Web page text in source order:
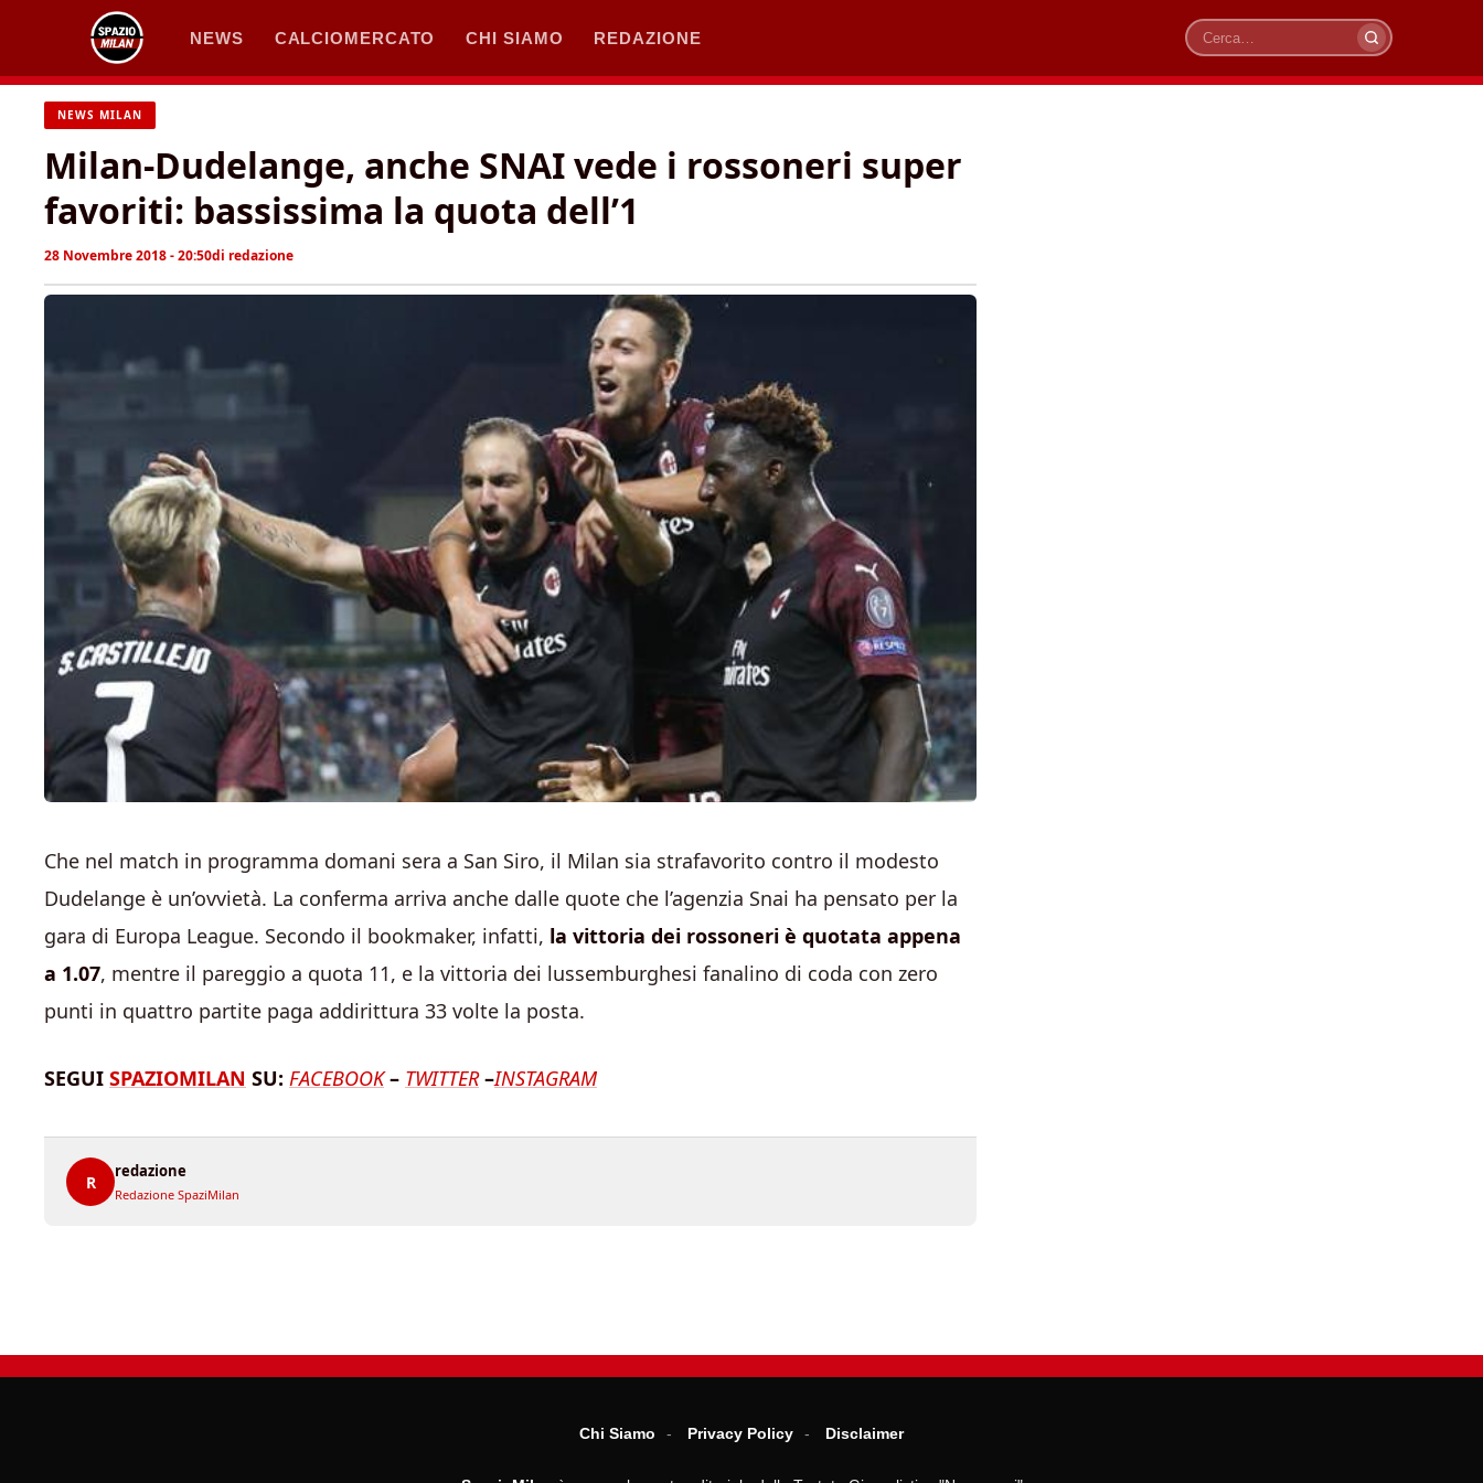
contenuto
NEWS CALCIOMERCATO CHI SIAMO REDAZIONE
Cerca
NEWS MILAN
Milan-Dudelange, anche SNAI vede i rossoneri super
favoriti: bassissima la quota dell’1
28 Novembre 2018 - 20:50di redazione
Che nel match in programma domani sera a San Siro, il Milan sia strafavorito contro il modesto
Dudelange è un’ovvietà. La conferma arriva anche dalle quote che l’agenzia Snai ha pensato per la
gara di Europa League. Secondo il bookmaker, infatti, la vittoria dei rossoneri è quotata appena
a 1.07, mentre il pareggio a quota 11, e la vittoria dei lussemburghesi fanalino di coda con zero
punti in quattro partite paga addirittura 33 volte la posta.
SEGUI SPAZIOMILAN SU: FACEBOOK – TWITTER –INSTAGRAM
R
redazione
Redazione SpaziMilan
Chi Siamo Privacy Policy Disclaimer